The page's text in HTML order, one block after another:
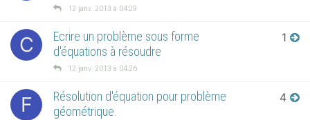
12 janv. 2013 à 04:29
C
Ecrire un problème sous forme
d'équations à résoudre
12 janv. 2013 à 04:26
1
F
Résolution d'équation pour problème
géométrique.
4